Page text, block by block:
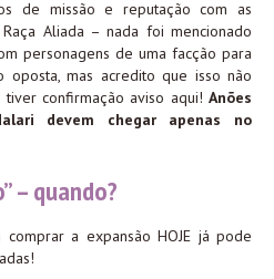
de missão e reputação com as
Aliada – nada foi mencionado
personagens de uma facção para
oposta, mas acredito que isso não
confirmação aviso aqui! Anões
devem chegar apenas no
– quando?
comprar a expansão HOJE já pode